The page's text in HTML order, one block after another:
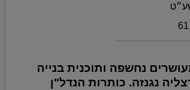
נחשפה ותוכנית בנייה
נגנזה. כותרות הנדל"ן